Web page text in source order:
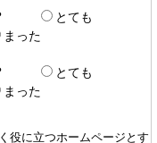
とても
まった
とても
まった
役に立つホームページとす